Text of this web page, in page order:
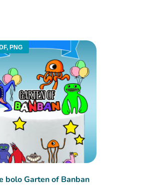
PNG
bolo Garten of Banban